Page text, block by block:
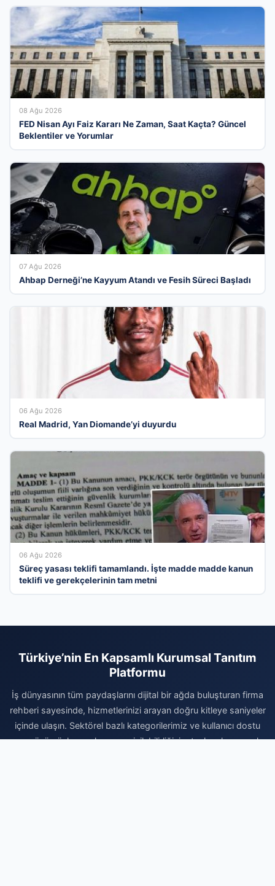
08 Ağu 2026
FED Nisan Ayı Faiz Kararı Ne Zaman, Saat Kaçta? Güncel
Beklentiler ve Yorumlar
07 Ağu 2026
Ahbap Derneği’ne Kayyum Atandı ve Fesih Süreci Başladı
06 Ağu 2026
Real Madrid, Yan Diomande’yi duyurdu
06 Ağu 2026
Süreç yasası teklifi tamamlandı. İşte madde madde kanun
teklifi ve gerekçelerinin tam metni
Türkiye’nin En Kapsamlı Kurumsal Tanıtım
Platformu
İş dünyasının tüm paydaşlarını dijital bir ağda buluşturan firma
rehberi sayesinde, hizmetlerinizi arayan doğru kitleye saniyeler
içinde ulaşın. Sektörel bazlı kategorilerimiz ve kullanıcı dostu
arayüzümüzle, markanızın erişilebilirliğini artırırken kurumsal